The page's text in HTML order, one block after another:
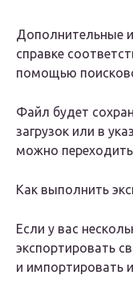
Дополнительные
справке
помощью
Файл будет
загрузок или в
можно
Как выполнить
Если у вас
экспортировать
и импортировать